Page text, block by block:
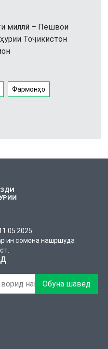
миллӣ – Пешвои
Тоҷикистон
Фармонҳо
ин сомона нашршуда
Обуна шавед